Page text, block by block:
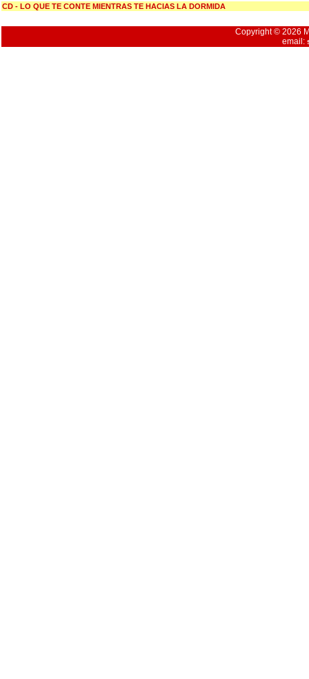
CD - LO QUE TE CONTE MIENTRAS TE HACIAS LA DORMIDA
Copyright © 2026
email: